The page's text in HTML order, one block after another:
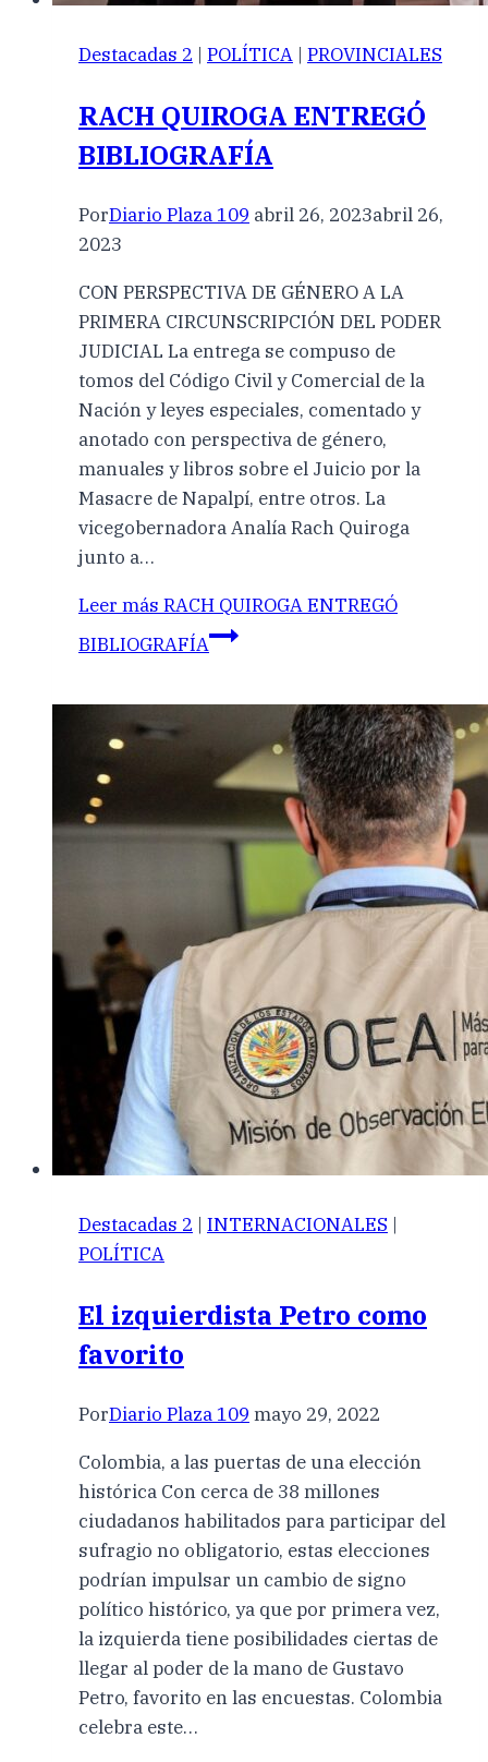
Destacadas 2 | POLÍTICA | PROVINCIALES
RACH QUIROGA ENTREGÓ
BIBLIOGRAFÍA
PorDiario Plaza 109 abril 26, 2023abril 26,
2023
CON PERSPECTIVA DE GÉNERO A LA
PRIMERA CIRCUNSCRIPCIÓN DEL PODER
JUDICIAL La entrega se compuso de
tomos del Código Civil y Comercial de la
Nación y leyes especiales, comentado y
anotado con perspectiva de género,
manuales y libros sobre el Juicio por la
Masacre de Napalpí, entre otros. La
vicegobernadora Analía Rach Quiroga
junto a…
Leer más RACH QUIROGA ENTREGÓ
BIBLIOGRAFÍA
Destacadas 2 | INTERNACIONALES |
POLÍTICA
El izquierdista Petro como
favorito
PorDiario Plaza 109 mayo 29, 2022
Colombia, a las puertas de una elección
histórica Con cerca de 38 millones
ciudadanos habilitados para participar del
sufragio no obligatorio, estas elecciones
podrían impulsar un cambio de signo
político histórico, ya que por primera vez,
la izquierda tiene posibilidades ciertas de
llegar al poder de la mano de Gustavo
Petro, favorito en las encuestas. Colombia
celebra este…